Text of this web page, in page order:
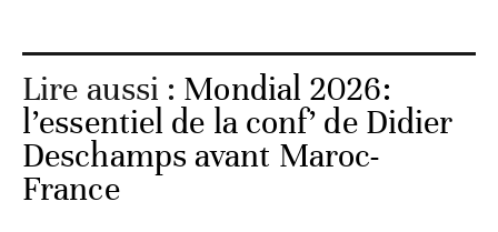
Lire aussi : Mondial 2026:
l’essentiel de la conf’ de Didier
Deschamps avant Maroc-
France